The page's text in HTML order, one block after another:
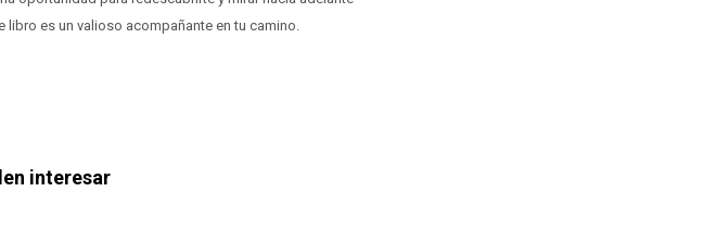
libro es un valioso acompañante en tu camino.
interesar